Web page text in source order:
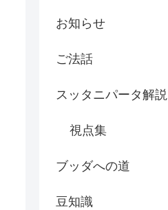
お知らせ
ご法話
スッタニパータ解説
視点集
ブッダへの道
豆知識